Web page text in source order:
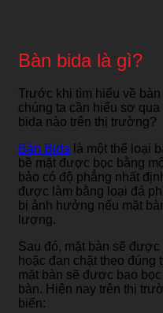
Bàn bida là gì?
Trước khi tìm hiểu về
chúng ta cần hiểu sơ
bida nào trên thị trường?
Bàn Bida là một thể loại
bề mặt được bọc bằng
bảo có độ phẳng nhất
được làm bằng loại đá
bị ảnh hưởng nếu mặt
lượng.
Sau đó, mặt bàn sẽ
hoặc đan chặt theo đúng
mặt bàn sẽ được bao
bàn. Hiện nay trên thị
biến: